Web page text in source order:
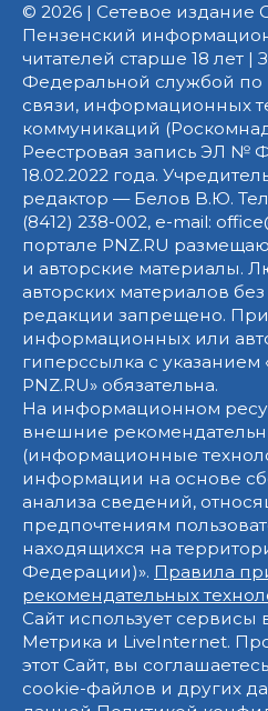
© 2026 | Сетевое издание
Пензенский
читателей старше 18 лет |
Федеральной службой по
связи, информационных
коммуникаций
Реестровая запись ЭЛ №
18.02.2022 года.
редактор — Белов В.Ю.
(8412) 238-002, e-mail:
портале PNZ.RU
и авторские материалы.
авторских материалов
редакции запрещено.
информационных или
гиперссылка с указанием
PNZ.RU» обязательна.
На информационном
внешние
(информационные
информации на основе
анализа сведений,
предпочтениям
находящихся на
Федерации)». Правила
рекомендательных
Сайт использует сервисы
Метрика и LiveInternet.
этот Сайт, вы
cookie-файлов и других